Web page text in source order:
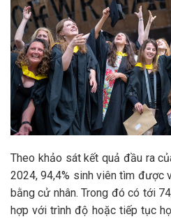
Theo khảo sát kết quả đầu ra
2024, 94,4% sinh viên tìm được
bằng cử nhân. Trong đó có tới
hợp với trình độ hoặc tiếp tục